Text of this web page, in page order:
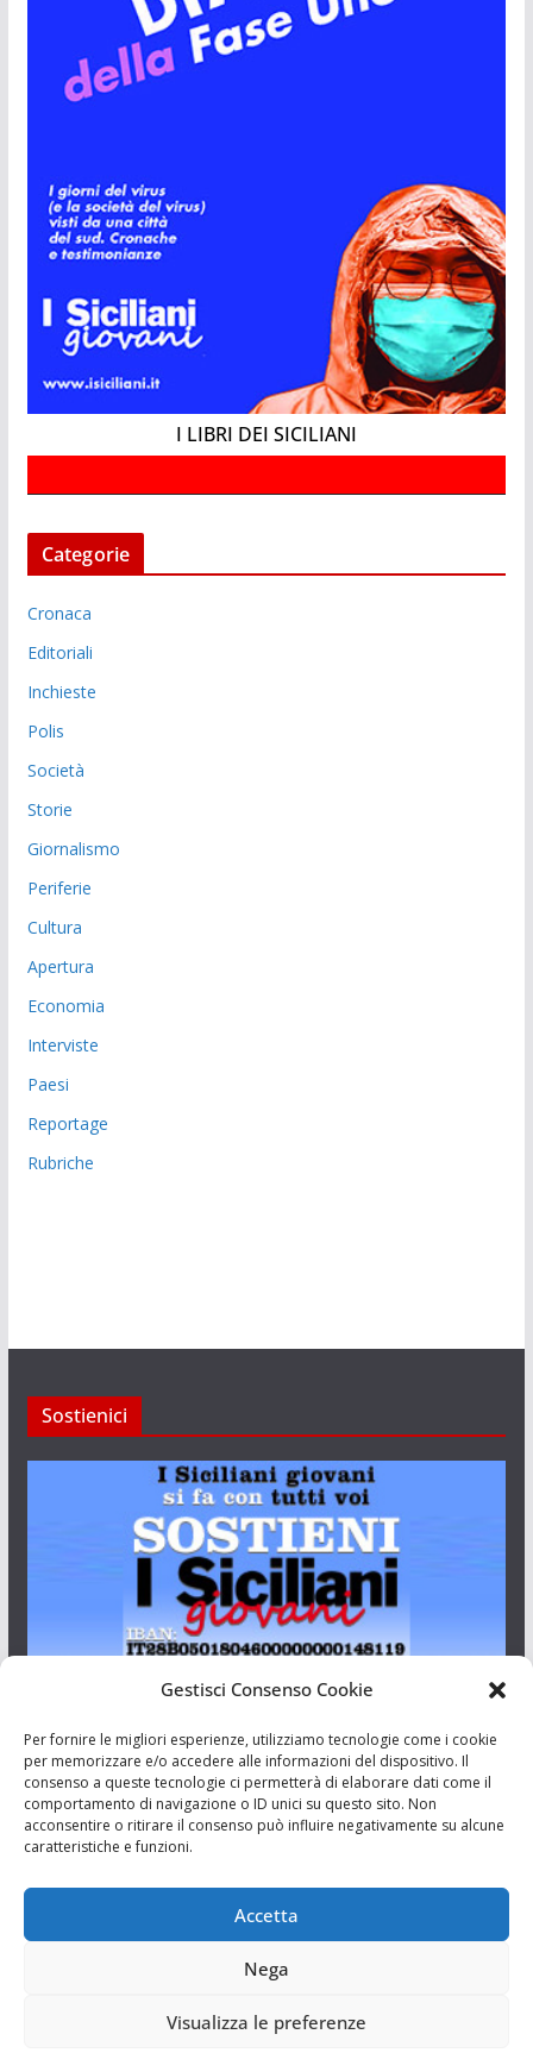
Gestisci Consenso Cookie
Per fornire le migliori esperienze, utilizziamo tecnologie come i cookie
per memorizzare e/o accedere alle informazioni del dispositivo. Il
consenso a queste tecnologie ci permetterà di elaborare dati come il
comportamento di navigazione o ID unici su questo sito. Non
acconsentire o ritirare il consenso può influire negativamente su alcune
caratteristiche e funzioni.
Accetta
Nega
Visualizza le preferenze
I LIBRI DEI SICILIANI
Categorie
Cronaca
Editoriali
Inchieste
Polis
Società
Storie
Giornalismo
Periferie
Cultura
Apertura
Economia
Interviste
Paesi
Reportage
Rubriche
Sostienici
I Siciliani Giovani
Aut. del tribunale di Catania n.23/2011 del 20/09/2011 Dir.
Resp. Riccardo Orioles.
Informativa privacy
Associazione Culturale I Siciliani Giovani
via Randazzo 27 Catania